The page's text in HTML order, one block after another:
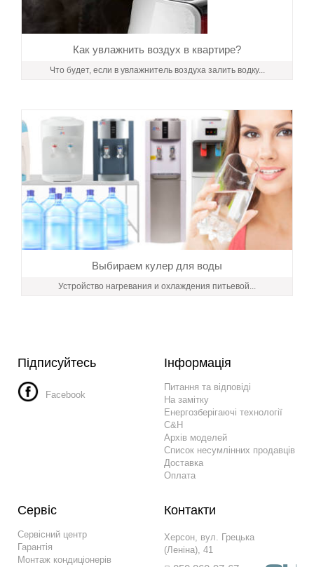
Как увлажнить воздух в квартире?
Что будет, если в увлажнитель воздуха залить водку...
Выбираем кулер для воды
Устройство нагревания и охлаждения питьевой...
Підписуйтесь
Facebook
Інформація
Питання та відповіді
На замітку
Енергозберігаючі технології
C&H
Архів моделей
Список несумлінних продавців
Доставка
Оплата
Сервіс
Сервісний центр
Гарантія
Монтаж кондиціонерів
Контакти
Херсон, вул. Грецька
(Леніна), 41